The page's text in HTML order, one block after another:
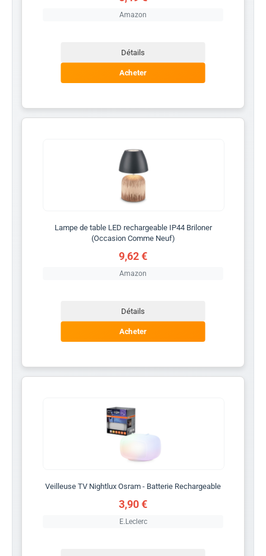
Amazon
Détails
Acheter
Lampe de table LED rechargeable IP44 Briloner
(Occasion Comme Neuf)
9,62 €
Amazon
Détails
Acheter
Veilleuse TV Nightlux Osram - Batterie Rechargeable
3,90 €
E.Leclerc